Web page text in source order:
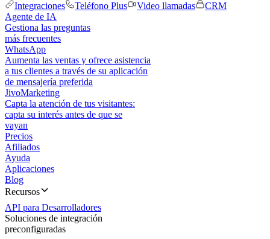
Integraciones
Teléfono Plus Video llamadas
CRM
Agente de IA
Gestiona las preguntas
más frecuentes
WhatsApp
Aumenta las ventas y ofrece asistencia
a tus clientes a través de su aplicación
de mensajería preferida
JivoMarketing
Capta la atención de tus visitantes:
capta su interés antes de que se
vayan
Precios
Afiliados
Ayuda
Aplicaciones
Blog
Recursos
API para Desarrolladores
Soluciones de integración
preconfiguradas